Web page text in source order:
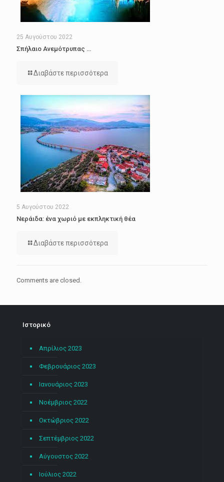
25 Αυγούστου 2022
Σπήλαιο Ανεμότρυπας …
Διαβάστε περισσότερα
5 Αυγούστου 2022
Νεράιδα: ένα χωριό με εκπληκτική θέα
Διαβάστε περισσότερα
Comments are closed.
Ιστορικό
Απρίλιος 2023
Φεβρουάριος 2023
Ιανουάριος 2023
Νοέμβριος 2022
Οκτώβριος 2022
Σεπτέμβριος 2022
Αύγουστος 2022
Ιούλιος 2022